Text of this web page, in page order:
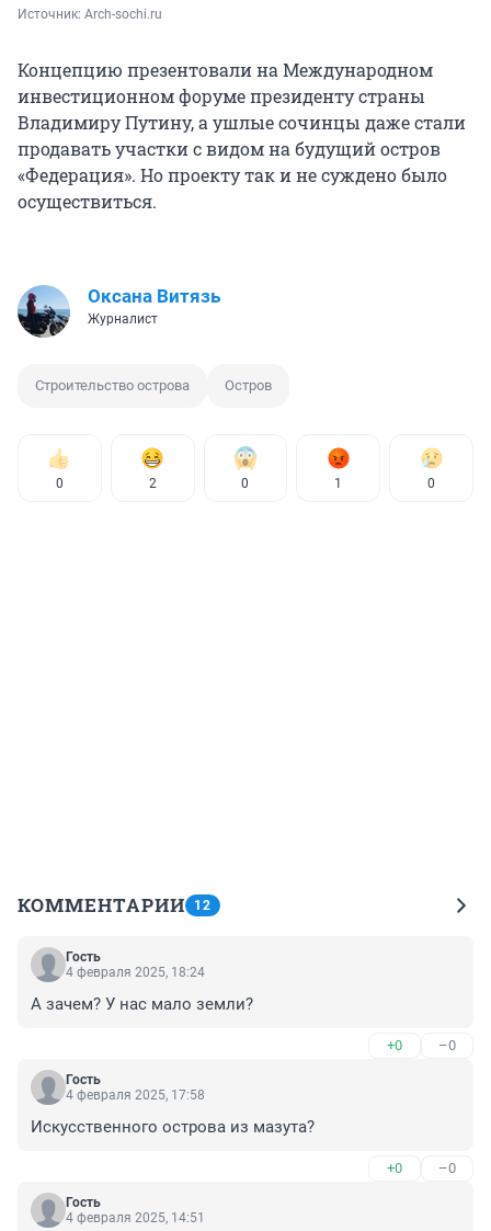
Источник: Arch-sochi.ru
Концепцию презентовали на Международном
инвестиционном форуме президенту страны
Владимиру Путину, а ушлые сочинцы даже стали
продавать участки с видом на будущий остров
«Федерация». Но проекту так и не суждено было
осуществиться.
Оксана Витязь
Журналист
Строительство острова Остров
0 2 0 1 0
КОММЕНТАРИИ 12
Гость
4 февраля 2025, 18:24
А зачем? У нас мало земли?
+0 –0
Гость
4 февраля 2025, 17:58
Искусственного острова из мазута?
+0 –0
Гость
4 февраля 2025, 14:51